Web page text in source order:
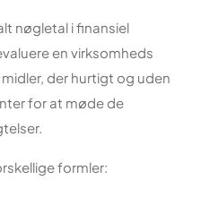
nøgletal i finansiel
en virksomheds
der hurtigt og uden
for at møde de
formler: